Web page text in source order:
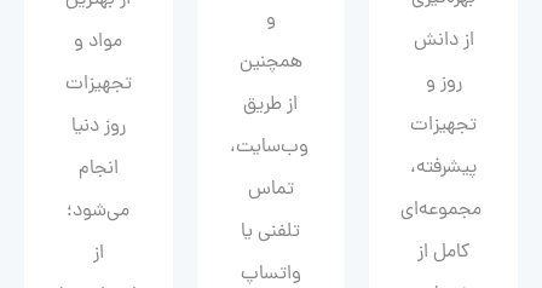
از دانش
روز و
تجهیزات
پیشرفته،
مجموعه‌ای
کامل از
و
همچنین
از طریق
وب‌سایت،
تماس
تلفنی یا
واتساپ
مواد و
تجهیزات
روز دنیا
انجام
می‌شود؛
از